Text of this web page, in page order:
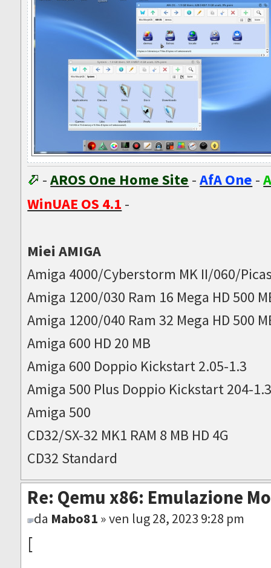
-AROS One Home Site -AfA One -
WinUAE OS 4.1 -
Miei AMIGA
Amiga 4000/Cyberstorm MK II/060/
Amiga 1200/030 Ram 16 Mega HD 500
Amiga 1200/040 Ram 32 Mega HD 500
Amiga 600 HD 20 MB
Amiga 600 Doppio Kickstart 2.05-1.3
Amiga 500 Plus Doppio Kickstart 204-
Amiga 500
CD32/SX-32 MK1 RAM 8 MB HD 4G
CD32 Standard
Re: Qemu x86: Emulazione
da Mabo81 » ven lug 28, 2023 9:28 pm
[